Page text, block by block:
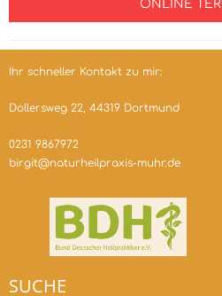
ONLINE
Ihr schneller Kontakt zu mir:
Dollersweg 22, 44319 Dortmund
0231 9867972
birgit@naturheilpraxis-muhr.de
SUCHE